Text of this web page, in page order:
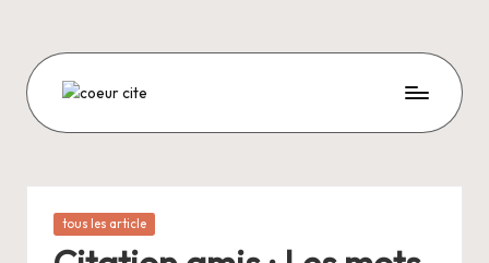
content
C
E
U
Posted
tous les article